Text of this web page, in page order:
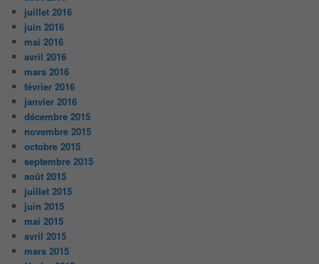
juillet 2016
juin 2016
mai 2016
avril 2016
mars 2016
février 2016
janvier 2016
décembre 2015
novembre 2015
octobre 2015
septembre 2015
août 2015
juillet 2015
juin 2015
mai 2015
avril 2015
mars 2015